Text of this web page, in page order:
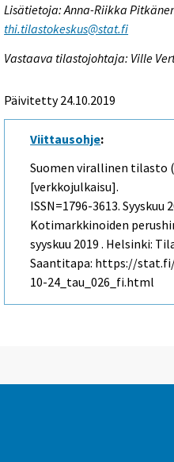
Lisätietoja: Anna-Riikka
thi.tilastokeskus@stat.fi
Vastaava tilastojohtaja: Ville
Päivitetty 24.10.2019
Viittausohje:
Suomen virallinen tilasto
[verkkojulkaisu].
ISSN=1796-3613.Syyskuu
Kotimarkkinoiden
syyskuu 2019 . Helsinki:
Saantitapa: https://
10-24_tau_026_fi.html